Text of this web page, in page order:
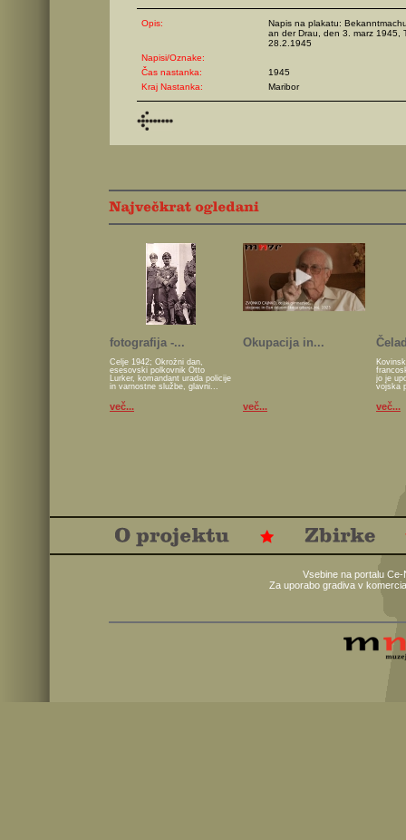
Opis:
Napis na plakatu:
an der Drau, den 3. marz 1945,
28.2.1945
Napisi/Oznake:
Čas nastanka:
1945
Kraj Nastanka:
Maribor
fotografija -...
Celje 1942; Okrožni dan,
esesovski polkovnik Otto
Lurker, komandant urada policije
in varnostne službe, glavni...
več...
Okupacija in...
več...
jo je
vojska
več...
Vsebine na portalu
Za uporabo gradiva v